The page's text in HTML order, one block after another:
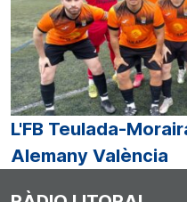
L'FB Teulada-
Alemany València